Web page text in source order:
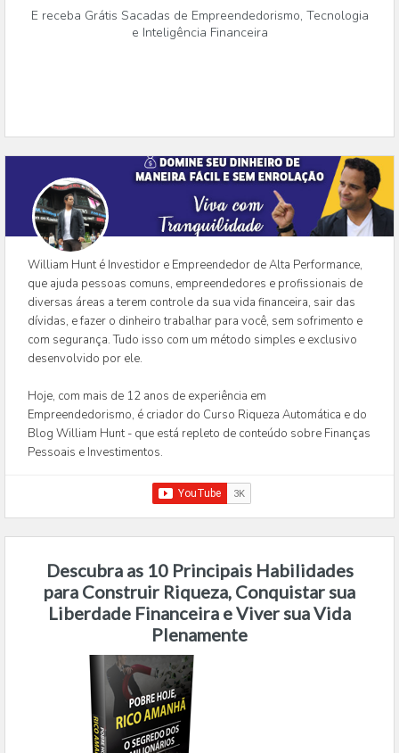
E receba Grátis Sacadas de Empreendedorismo, Tecnologia
e Inteligência Financeira
William Hunt é Investidor e Empreendedor de Alta Performance,
que ajuda pessoas comuns, empreendedores e profissionais de
diversas áreas a terem controle da sua vida financeira, sair das
dívidas, e fazer o dinheiro trabalhar para você, sem sofrimento e
com segurança. Tudo isso com um método simples e exclusivo
desenvolvido por ele.
Hoje, com mais de 12 anos de experiência em
Empreendedorismo, é criador do Curso Riqueza Automática e do
Blog William Hunt - que está repleto de conteúdo sobre Finanças
Pessoais e Investimentos.
Descubra as 10 Principais Habilidades
para Construir Riqueza, Conquistar sua
Liberdade Financeira e Viver sua Vida
Plenamente